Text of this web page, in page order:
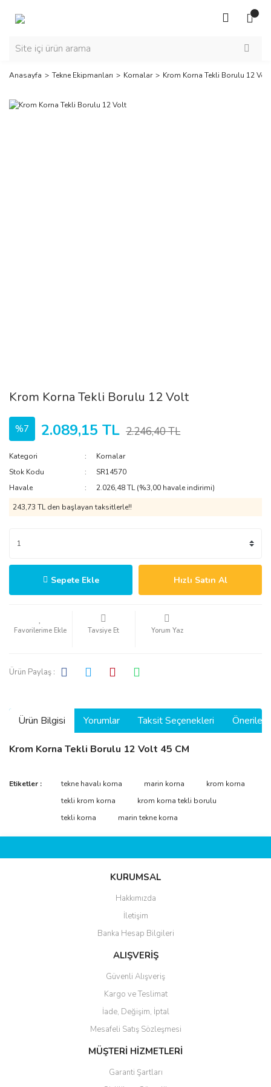
Anasayfa Tekne Ekipmanları Kornalar Krom Korna Tekli Borulu 12 Volt
Krom Korna Tekli Borulu 12 Volt
%7 2.089,15 TL 2.246,40 TL
Kategori
Kornalar
Stok Kodu
SR14570
Havale
2.026,48 TL (%3,00 havale indirimi)
243,73 TL den başlayan taksitlerle!!
Sepete Ekle Hızlı Satın Al
Tavsiye Et Yorum Yaz
Ürün Paylaş :
Ürün Bilgisi Yorumlar Taksit Seçenekleri
Krom Korna Tekli Borulu 12 Volt 45 CM
Bu ürüne ilk yorumu siz yapın!
Yorum Yaz
Bu ürünün fiyat bilgisi, resim, ürün açıklamalarında ve diğer
tarafımıza iletebilirsiniz.
Görüş ve önerileriniz için teşekkür ederiz.
Ürün bilgilerinde hatalar bulunuyor.
Ürün fiyatı diğer sitelerden daha pahalı.
Bu ürüne benzer farklı alternatifler olmalı.
Gönder
Etiketler : tekne havalı korna marin korna
krom korna
tekli krom korna
krom korna tekli borulu
tekli korna
marin tekne korna
KURUMSAL
Hakkımızda
İletişim
Banka Hesap Bilgileri
ALIŞVERİŞ
Güvenli Alışveriş
Kargo ve Teslimat
İade, Değişim, İptal
Mesafeli Satış Sözleşmesi
MÜŞTERİ HİZMETLERİ
Garanti Şartları